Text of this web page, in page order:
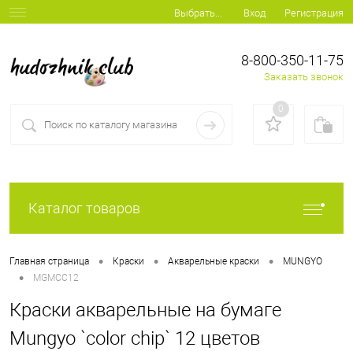
Выбрать... Вход Регистрация
8-800-350-11-75
Заказать звонок
0
Каталог товаров
Главная страница • Краски • Акварельные краски • MUNGYO
• MGMCC12
Краски акварельные на бумаге
Mungyo `color chip` 12 цветов